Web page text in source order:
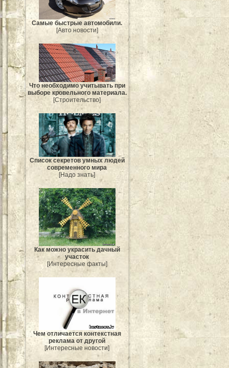
Самые быстрые автомобили.
[Авто новости]
Что необходимо учитывать при
выборе кровельного материала.
[Строительство]
Список секретов умных людей
современного мира
[Надо знать]
Как можно украсить дачный
участок
[Интересные факты]
Чем отличается контекстная
реклама от другой
[Интересные новости]